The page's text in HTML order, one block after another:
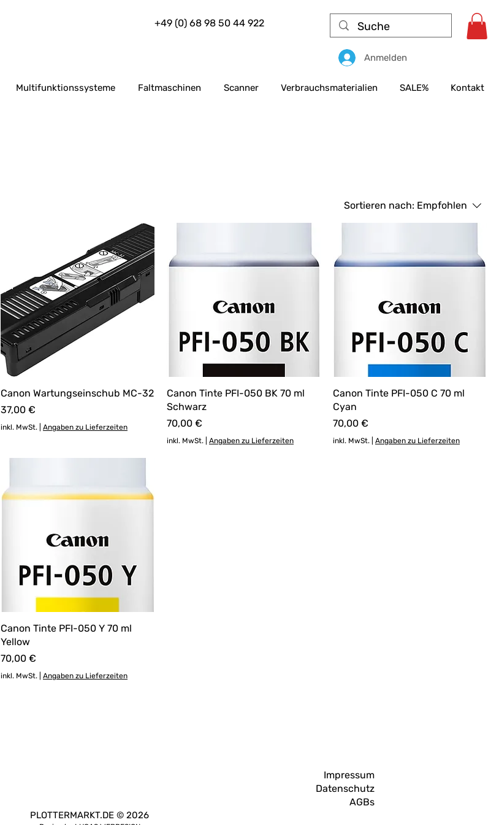
+49 (0) 68 98 50 44 922
Anmelden
Multifunktionssysteme Faltmaschinen Scanner Verbrauchsmaterialien SALE% Kontakt
Sortieren nach: Empfohlen
Canon Wartungseinschub MC-32
Preis
37,00 €
inkl. MwSt. Angaben zu Lieferzeiten
Canon Tinte PFI-050 BK 70 ml
Schwarz
Preis
70,00 €
inkl. MwSt. Angaben zu Lieferzeiten
Canon Tinte PFI-050 C 70 ml
Cyan
Preis
70,00 €
inkl. MwSt. Angaben zu Lieferzeiten
Canon Tinte PFI-050 Y 70 ml
Yellow
Preis
70,00 €
inkl. MwSt. Angaben zu Lieferzeiten
Impressum
Datenschutz
AGBs
PLOTTERMARKT.DE © 2026